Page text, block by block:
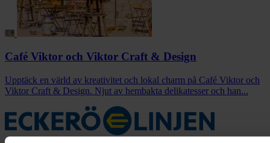
Café Viktor och Viktor Craft & Design
Upptäck en värld av kreativitet och lokal charm på Café Viktor och
Viktor Craft & Design. Njut av hembakta delikatesser och han...